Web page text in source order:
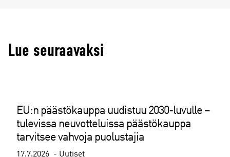
Lue seuraavaksi
EU:n päästökauppa uudistuu 2030-luvulle –
tulevissa neuvotteluissa päästökauppa
tarvitsee vahvoja puolustajia
17.7.2026 Uutiset